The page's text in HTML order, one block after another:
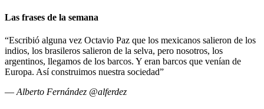
Las frases de la semana
“Escribió alguna vez Octavio Paz que los mexicanos salieron de los
indios, los brasileros salieron de la selva, pero nosotros, los
argentinos, llegamos de los barcos. Y eran barcos que venían de
Europa. Así construimos nuestra sociedad”
— Alberto Fernández @alferdez